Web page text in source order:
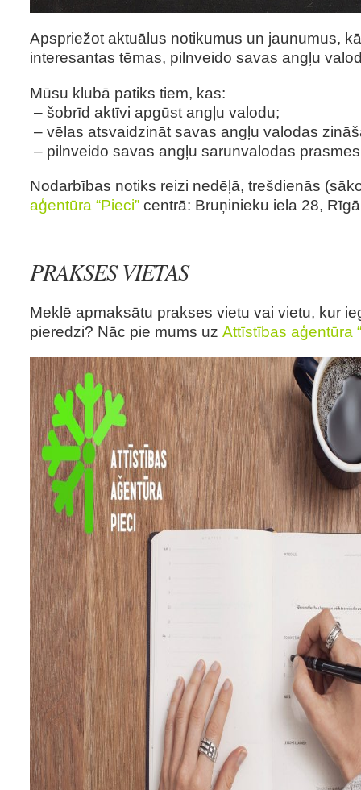
Apspriežot aktuālus notikumus un jaunumus,
interesantas tēmas, pilnveido savas angļu
Mūsu klubā patiks tiem, kas:
– šobrīd aktīvi apgūst angļu valodu;
– vēlas atsvaidzināt savas angļu valodas
– pilnveido savas angļu sarunvalodas
Nodarbības notiks reizi nedēļā, trešdienās
aģentūra “Pieci” centrā: Bruņinieku iela 28,
PRAKSES VIETAS
Meklē apmaksātu prakses vietu vai vietu, kur
pieredzi? Nāc pie mums uz Attīstības aģentūra